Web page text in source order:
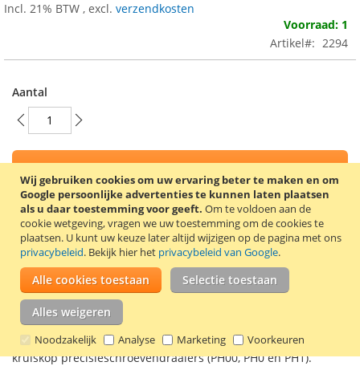
Wij gebruiken cookies om uw ervaring beter te maken en om
Google persoonlijke advertenties te kunnen laten plaatsen
als u daar toestemming voor geeft. Om te voldoen aan de
cookie wetgeving, vragen we uw toestemming om de cookies te
plaatsen. U kunt uw keuze later altijd wijzigen op de pagina met ons
privacybeleid. Bekijk hier het privacybeleid van Google.
Alle cookies toestaan Selectie toestaan
Alles weigeren
Noodzakelijk Analyse Marketing Voorkeuren
Incl. 21% BTW , excl. verzendkosten
Voorraad: 1
Artikel
2294
Aantal
VOEG TOE AAN VERLANGLIJST
TOEVOEGEN OM TE VERGELIJKEN
6 Precisieschroevendraaiers van het merk Toolland (Perel) in
een doorzichtig, kunststof opbergdoosje. De set bestaat uit 3
platte precisieschroevendraaiers (1.0, 1.4 en 1.8 mm) en 3
kruiskop precisieschroevendraaiers (PH00, PH0 en PH1).